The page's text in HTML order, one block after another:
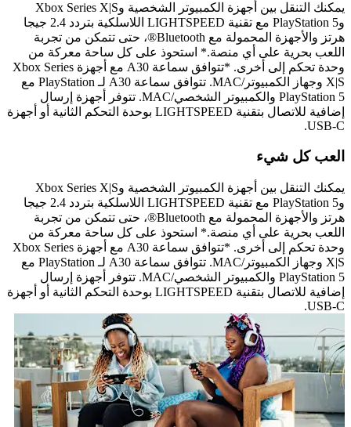
يمكنك التنقل بين أجهزة الكمبيوتر الشخصية وXbox Series X|S
وPlayStation 5 مع تقنية LIGHTSPEED اللاسلكية بتردد 2.4 جيجا
هرتز والأجهزة المحمولة مع Bluetooth®، حتى تتمكن من تجربة
اللعب بحرية على أي منصة.* استحوذ على كل ساحة معركة من
وحدة تحكم إلى أخرى. *تتوافق سماعة A30 مع أجهزة Xbox Series
X|S وجهاز الكمبيوتر/MAC. تتوافق سماعة A30 لـ PlayStation مع
PlayStation 5 والكمبيوتر الشخصي/MAC. تتوفر أجهزة إرسال
إضافية للاتصال بتقنية LIGHTSPEED بوحدة التحكم الثانية أو أجهزة
USB-C.
العب كل شيء
يمكنك التنقل بين أجهزة الكمبيوتر الشخصية وXbox Series X|S
وPlayStation 5 مع تقنية LIGHTSPEED اللاسلكية بتردد 2.4 جيجا
هرتز والأجهزة المحمولة مع Bluetooth®، حتى تتمكن من تجربة
اللعب بحرية على أي منصة.* استحوذ على كل ساحة معركة من
وحدة تحكم إلى أخرى. *تتوافق سماعة A30 مع أجهزة Xbox Series
X|S وجهاز الكمبيوتر/MAC. تتوافق سماعة A30 لـ PlayStation مع
PlayStation 5 والكمبيوتر الشخصي/MAC. تتوفر أجهزة إرسال
إضافية للاتصال بتقنية LIGHTSPEED بوحدة التحكم الثانية أو أجهزة
USB-C.